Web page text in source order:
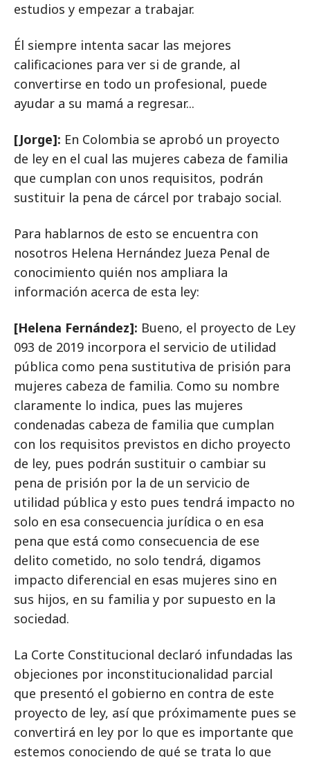
estudios y empezar a trabajar.
Él siempre intenta sacar las mejores
calificaciones para ver si de grande, al
convertirse en todo un profesional, puede
ayudar a su mamá a regresar...
[Jorge]: En Colombia se aprobó un proyecto
de ley en el cual las mujeres cabeza de familia
que cumplan con unos requisitos, podrán
sustituir la pena de cárcel por trabajo social.
Para hablarnos de esto se encuentra con
nosotros Helena Hernández Jueza Penal de
conocimiento quién nos ampliara la
información acerca de esta ley:
[Helena Fernández]: Bueno, el proyecto de Ley
093 de 2019 incorpora el servicio de utilidad
pública como pena sustitutiva de prisión para
mujeres cabeza de familia. Como su nombre
claramente lo indica, pues las mujeres
condenadas cabeza de familia que cumplan
con los requisitos previstos en dicho proyecto
de ley, pues podrán sustituir o cambiar su
pena de prisión por la de un servicio de
utilidad pública y esto pues tendrá impacto no
solo en esa consecuencia jurídica o en esa
pena que está como consecuencia de ese
delito cometido, no solo tendrá, digamos
impacto diferencial en esas mujeres sino en
sus hijos, en su familia y por supuesto en la
sociedad.
La Corte Constitucional declaró infundadas las
objeciones por inconstitucionalidad parcial
que presentó el gobierno en contra de este
proyecto de ley, así que próximamente pues se
convertirá en ley por lo que es importante que
estemos conociendo de qué se trata lo que